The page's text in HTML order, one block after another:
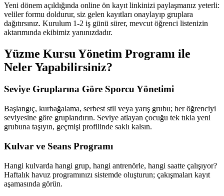
Yeni dönem açıldığında online ön kayıt linkinizi paylaşmanız yeterli:
veliler formu doldurur, siz gelen kayıtları onaylayıp gruplara
dağıtırsınız. Kurulum 1-2 iş günü sürer, mevcut öğrenci listenizin
aktarımında ekibimiz yanınızdadır.
Yüzme Kursu Yönetim Programı ile
Neler Yapabilirsiniz?
Seviye Gruplarına Göre Sporcu Yönetimi
Başlangıç, kurbağalama, serbest stil veya yarış grubu; her öğrenciyi
seviyesine göre gruplandırın. Seviye atlayan çocuğu tek tıkla yeni
grubuna taşıyın, geçmişi profilinde saklı kalsın.
Kulvar ve Seans Programı
Hangi kulvarda hangi grup, hangi antrenörle, hangi saatte çalışıyor?
Haftalık havuz programınızı sistemde oluşturun; çakışmaları kayıt
aşamasında görün.